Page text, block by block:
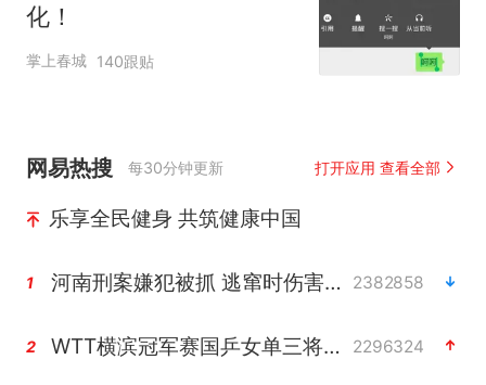
化！
掌上春城 140跟贴
网易热搜 每30分钟更新 打开应用 查看全部
乐享全民健身 共筑健康中国
1 河南刑案嫌犯被抓 逃窜时伤害多人 2382858
2 WTT横滨冠军赛国乒女单三将晋级四强 2296324